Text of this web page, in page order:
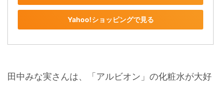
Yahoo!ショッピングで見る
田中みな実さんは、「アルビオン」の化粧水が大好